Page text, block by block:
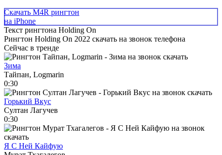
Скачать M4R рингтон
на iPhone
Текст рингтона Holding On
Рингтон Holding On 2022 скачать на звонок телефона
Сейчас в тренде
Зима
Тайпан, Logmarin
0:30
Горький Вкус
Султан Лагучев
0:30
Я С Ней Кайфую